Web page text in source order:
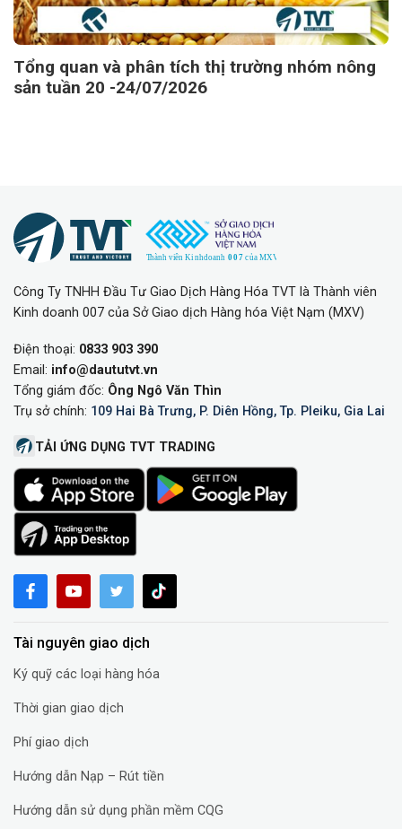
Tổng quan và phân tích thị trường nhóm nông
sản tuần 20 -24/07/2026
Công Ty TNHH Đầu Tư Giao Dịch Hàng Hóa TVT là Thành viên
Kinh doanh 007 của Sở Giao dịch Hàng hóa Việt Nạm (MXV)
Điện thoại: 0833 903 390
Email: info@daututvt.vn
Tổng giám đốc: Ông Ngô Văn Thìn
Trụ sở chính: 109 Hai Bà Trưng, P. Diên Hồng, Tp. Pleiku, Gia Lai
TẢI ỨNG DỤNG TVT TRADING
Tài nguyên giao dịch
Ký quỹ các loại hàng hóa
Thời gian giao dịch
Phí giao dịch
Hướng dẫn Nạp – Rút tiền
Hướng dẫn sử dụng phần mềm CQG